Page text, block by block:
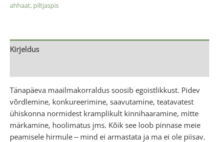
ahhaat, piltjaspis
Kirjeldus
Tänapäeva maailmakorraldus soosib egoistlikkust. Pidev
võrdlemine, konkureerimine, saavutamine, teatavatest
ühiskonna normidest kramplikult kinnihaaramine, mitte
märkamine, hoolimatus jms. Kõik see loob pinnase meie
peamisele hirmule ‒ mind ei armastata ja ma ei ole piisav.